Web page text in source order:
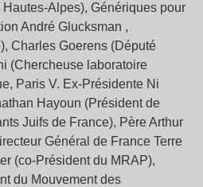
Alpes), Génériques pour
André Glucksman ,
Charles Goerens (Député
(Chercheuse laboratoire
Paris V. Ex-Présidente Ni
Hayoun (Président de
Juifs de France), Père Arthur
Général de France Terre
(co-Président du MRAP),
du Mouvement des